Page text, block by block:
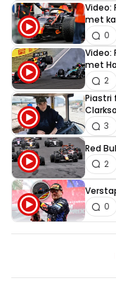
Video:
met
0
Video:
met
2
Piastri
3
Red
2
0